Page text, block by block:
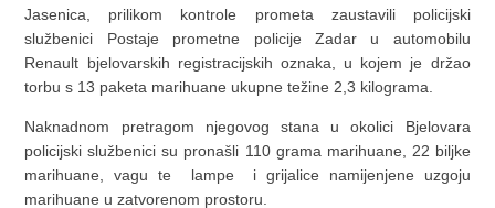
Jasenica, prilikom kontrole prometa zaustavili policijski
službenici Postaje prometne policije Zadar u automobilu
Renault bjelovarskih registracijskih oznaka, u kojem je držao
torbu s 13 paketa marihuane ukupne težine 2,3 kilograma.
Naknadnom pretragom njegovog stana u okolici Bjelovara
policijski službenici su pronašli 110 grama marihuane, 22 biljke
marihuane, vagu te lampe i grijalice namijenjene uzgoju
marihuane u zatvorenom prostoru.